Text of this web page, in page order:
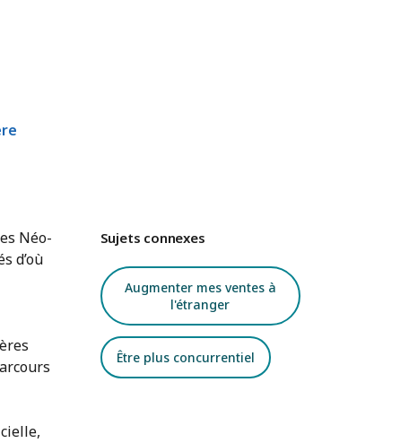
Néo-
d’où
Sujets connexes
Augmenter mes ventes à
l'étranger
Être plus concurrentiel